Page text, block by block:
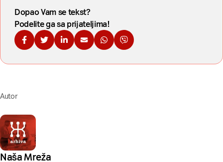
Dopao Vam se tekst?
Podelite ga sa prijateljima!
Podelite na Fejsbuku
Podelite na Tviteru
Podelite na Linkdinu
Podelite na imejl
Podelite na WhatsApp
Podelite na Viberu
Autor
Naša Mreža